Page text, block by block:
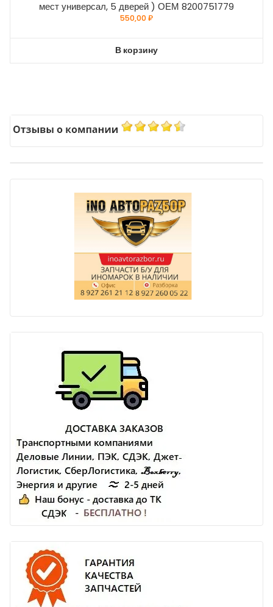
мест универсал, 5 дверей ) ОЕМ 8200751779
550,00₽
В корзину